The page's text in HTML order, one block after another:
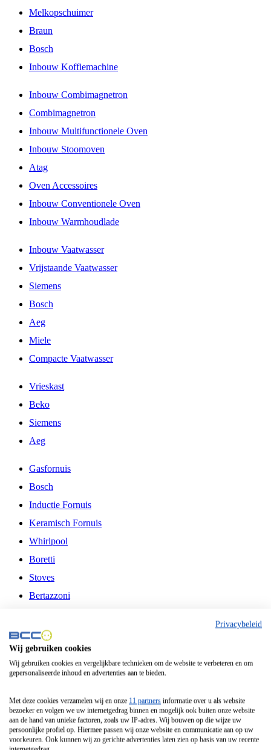
Melkopschuimer
Braun
Bosch
Inbouw Koffiemachine
Inbouw Combimagnetron
Combimagnetron
Inbouw Multifunctionele Oven
Inbouw Stoomoven
Atag
Oven Accessoires
Inbouw Conventionele Oven
Inbouw Warmhoudlade
Inbouw Vaatwasser
Vrijstaande Vaatwasser
Siemens
Bosch
Aeg
Miele
Compacte Vaatwasser
Vrieskast
Beko
Siemens
Aeg
Gasfornuis
Bosch
Inductie Fornuis
Keramisch Fornuis
Whirlpool
Boretti
Stoves
Bertazzoni
Fitelli
Airfryer
Frituurpan
Contactgrill
Broodbakmachine
Broodrooster
Privacybeleid
Wij gebruiken cookies
Wij gebruiken cookies en vergelijkbare technieken om de website te verbeteren en om
gepersonaliseerde inhoud en advertenties aan te bieden.
Met deze cookies verzamelen wij en onze 11 partners informatie over u als website
bezoeker en volgen we uw internetgedrag binnen en mogelijk ook buiten onze website
aan de hand van unieke factoren, zoals uw IP-adres. Wij bouwen op die wijze uw
persoonlijke profiel op. Hiermee passen wij onze website en communicatie aan op uw
voorkeuren. Ook kunnen wij zo gerichte advertenties laten zien op basis van uw recente